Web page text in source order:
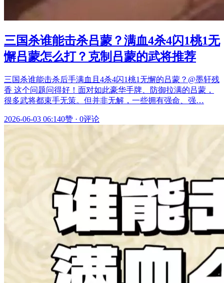
三国杀谁能击杀吕蒙？满血4杀4闪1桃1无
懈吕蒙怎么打？克制吕蒙的武将推荐
三国杀谁能击杀后手满血且4杀4闪1桃1无懈的吕蒙？@墨轩残
香 这个问题问得好！面对如此豪华手牌、防御拉满的吕蒙，
很多武将都束手无策。但并非无解，一些拥有强命、强…
2026-06-03 06:140赞 · 0评论